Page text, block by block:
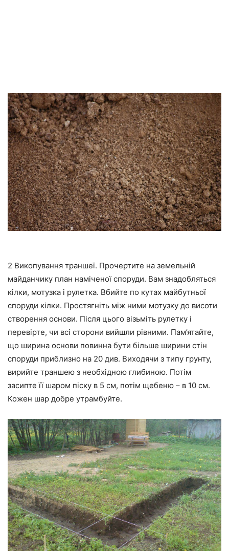
2 Викопування траншеї. Прочертите на земельній
майданчику план наміченої споруди. Вам знадобляться
кілки, мотузка і рулетка. Вбийте по кутах майбутньої
споруди кілки. Простягніть між ними мотузку до висоти
створення основи. Після цього візьміть рулетку і
перевірте, чи всі сторони вийшли рівними. Пам’ятайте,
що ширина основи повинна бути більше ширини стін
споруди приблизно на 20 див. Виходячи з типу грунту,
вирийте траншею з необхідною глибиною. Потім
засипте її шаром піску в 5 см, потім щебеню – в 10 см.
Кожен шар добре утрамбуйте.